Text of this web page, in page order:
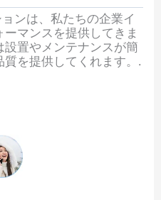
ンは、私たちの企業イ
マンスを提供してきま
置やメンテナンスが簡
を提供してくれます。.